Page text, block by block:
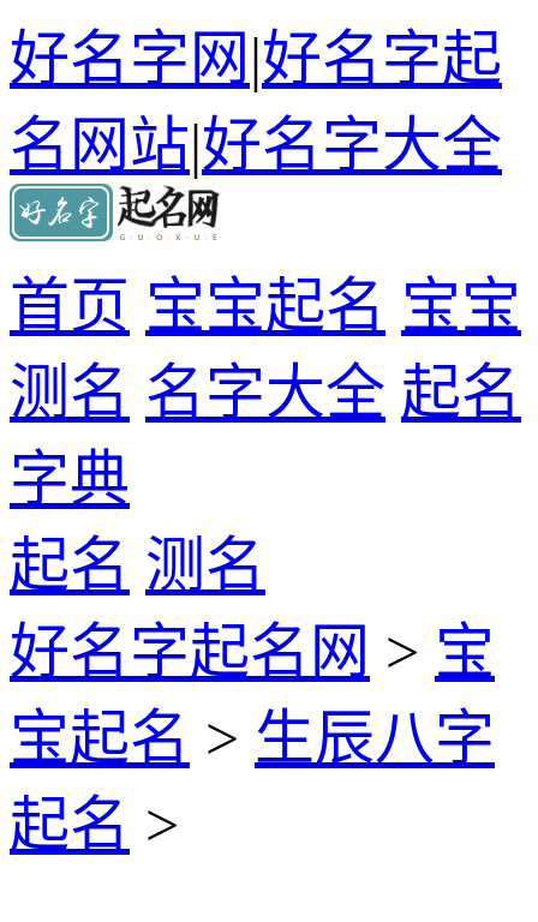
好名字网|好名字起
名网站|好名字大全
首页 宝宝起名 宝宝
测名 名字大全 起名
字典
起名 测名
好名字起名网 > 宝
宝起名 > 生辰八字
起名 >